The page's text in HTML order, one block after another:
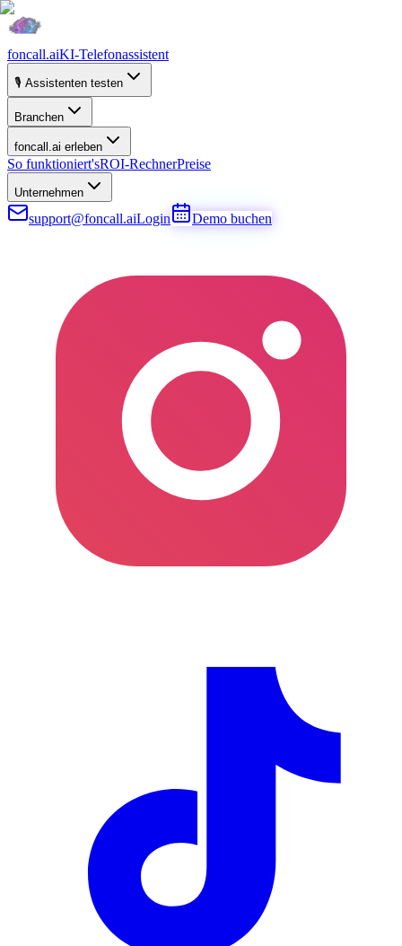
foncall.aiKI-Telefonassistent
🎙️ Assistenten testen
Branchen
foncall.ai erleben
So funktioniert'sROI-RechnerPreise
Unternehmen
support@foncall.aiLogin Demo buchen